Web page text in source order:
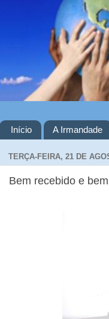
Início A Irmandade
TERÇA-FEIRA, 21 DE
Bem recebido e